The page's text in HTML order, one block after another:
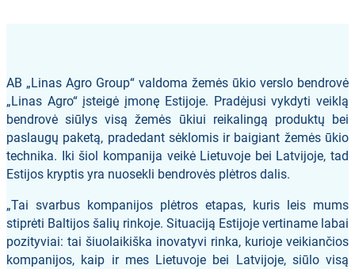
AB „Linas Agro Group“ valdoma žemės ūkio verslo bendrovė
„Linas Agro“ įsteigė įmonę Estijoje. Pradėjusi vykdyti veiklą
bendrovė siūlys visą žemės ūkiui reikalingą produktų bei
paslaugų paketą, pradedant sėklomis ir baigiant žemės ūkio
technika. Iki šiol kompanija veikė Lietuvoje bei Latvijoje, tad
Estijos kryptis yra nuosekli bendrovės plėtros dalis.
„Tai svarbus kompanijos plėtros etapas, kuris leis mums
stiprėti Baltijos šalių rinkoje. Situaciją Estijoje vertiname labai
pozityviai: tai šiuolaikiška inovatyvi rinka, kurioje veikiančios
kompanijos, kaip ir mes Lietuvoje bei Latvijoje, siūlo visą